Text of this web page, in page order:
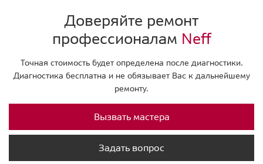
Доверяйте ремонт
профессионалам Neff
Точная стоимость будет определена после диагностики.
Диагностика бесплатна и не обязывает Вас к дальнейшему
ремонту.
Вызвать мастера
Задать вопрос